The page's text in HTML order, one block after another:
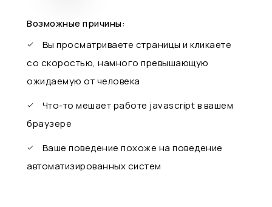
Возможные причины:
Вы просматриваете страницы и кликаете
со скоростью, намного превышающую
ожидаемую от человека
Что-то мешает работе javascript в вашем
браузере
Ваше поведение похоже на поведение
автоматизированных систем